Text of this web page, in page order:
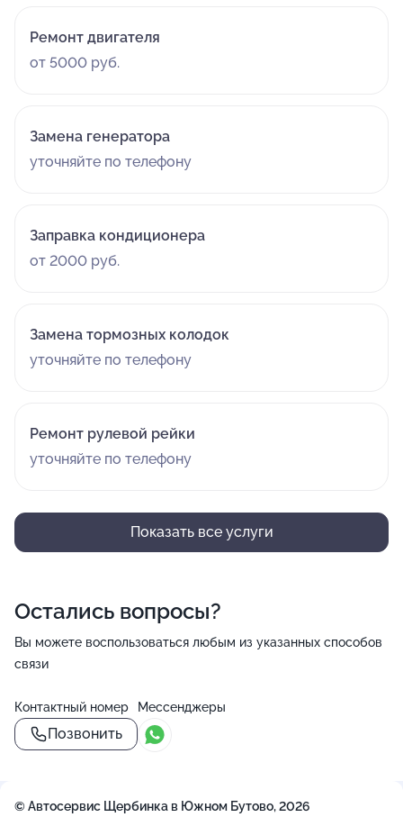
Ремонт двигателя
от 5000 руб.
Замена генератора
уточняйте по телефону
Заправка кондиционера
от 2000 руб.
Замена тормозных колодок
уточняйте по телефону
Ремонт рулевой рейки
уточняйте по телефону
Показать все услуги
Остались вопросы?
Вы можете воспользоваться любым из указанных способов
связи
Контактный номер
Позвонить
Мессенджеры
© Автосервис Щербинка в Южном Бутово, 2026